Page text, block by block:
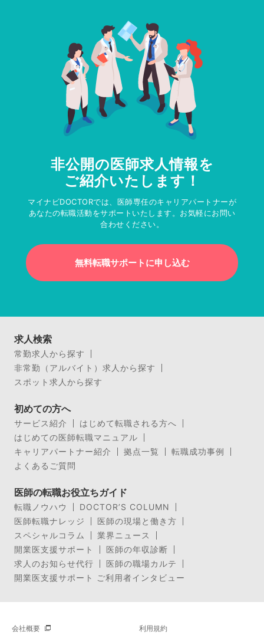
非公開の医師求人情報を
ご紹介いたします！
マイナビDOCTORでは、医師専任のキャリアパートナーが
あなたの転職活動をサポートいたします。お気軽にお問い
合わせください。
無料転職サポートに申し込む
求人検索
常勤求人から探す
非常勤（アルバイト）求人から探す
スポット求人から探す
初めての方へ
サービス紹介
はじめて転職される方へ
はじめての医師転職マニュアル
キャリアパートナー紹介
拠点一覧
転職成功事例
よくあるご質問
医師の転職お役立ちガイド
転職ノウハウ
DOCTOR’S COLUMN
医師転職ナレッジ
医師の現場と働き方
スペシャルコラム
業界ニュース
開業医支援サポート
医師の年収診断
求人のお知らせ代行
医師の職場カルテ
開業医支援サポート ご利用者インタビュー
会社概要 利用規約